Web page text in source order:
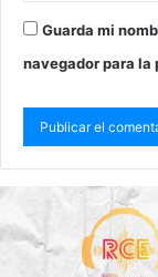
Guarda mi
navegador para la